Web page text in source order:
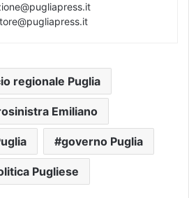
regionale Puglia
Emiliano
governo Puglia
Pugliese